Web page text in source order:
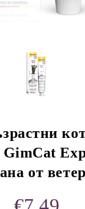
GimCat
от